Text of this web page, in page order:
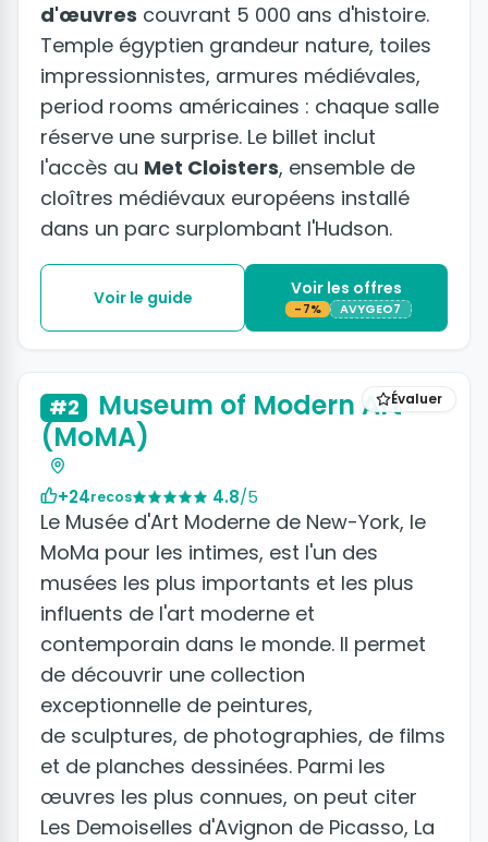
d'œuvres couvrant 5 000 ans d'histoire.
Temple égyptien grandeur nature, toiles
impressionnistes, armures médiévales,
period rooms américaines : chaque salle
réserve une surprise. Le billet inclut
l'accès au Met Cloisters, ensemble de
cloîtres médiévaux européens installé
dans un parc surplombant l'Hudson.
Voir le guide Voir les offres
-7% AVYGEO7
Évaluer
#2
Museum of Modern Art
(MoMA)
+24recos 4.8/5
Le Musée d'Art Moderne de New-York, le
MoMa pour les intimes, est l'un des
musées les plus importants et les plus
influents de l'art moderne et
contemporain dans le monde. Il permet
de découvrir une collection
exceptionnelle de peintures,
de sculptures, de photographies, de films
et de planches dessinées. Parmi les
œuvres les plus connues, on peut citer
Les Demoiselles d'Avignon de Picasso, La